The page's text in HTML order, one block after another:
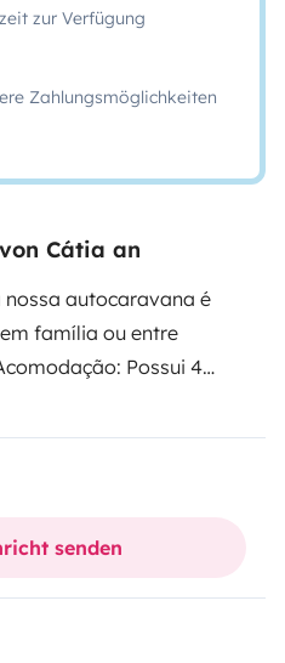
zur Verfügung
Zahlungsmöglichkeiten
Cátia an
autocaravana é
família ou entre
Possui 4
de dormida: 1 cama de
de casal (de montar na
(sofa);
a gás, banca e
A casa de banho é
A autocaravana
senden